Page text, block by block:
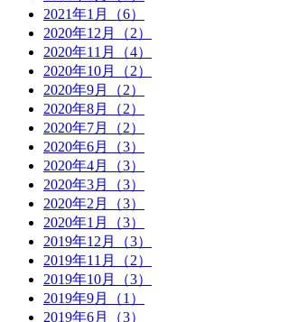
2021年1月（6）
2020年12月（2）
2020年11月（4）
2020年10月（2）
2020年9月（2）
2020年8月（2）
2020年7月（2）
2020年6月（3）
2020年4月（3）
2020年3月（3）
2020年2月（3）
2020年1月（3）
2019年12月（3）
2019年11月（2）
2019年10月（3）
2019年9月（1）
2019年6月（3）